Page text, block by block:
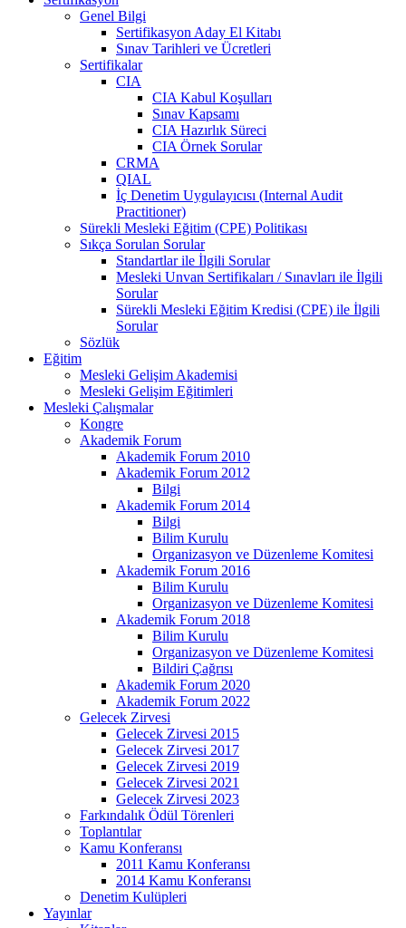
Genel Bilgi
Sertifikasyon Aday El Kitabı
Sınav Tarihleri ve Ücretleri
Sertifikalar
CIA
CIA Kabul Koşulları
Sınav Kapsamı
CIA Hazırlık Süreci
CIA Örnek Sorular
CRMA
QIAL
İç Denetim Uygulayıcısı (Internal Audit
Practitioner)
Sürekli Mesleki Eğitim (CPE) Politikası
Sıkça Sorulan Sorular
Standartlar ile İlgili Sorular
Mesleki Unvan Sertifikaları / Sınavları ile İlgili
Sorular
Sürekli Mesleki Eğitim Kredisi (CPE) ile İlgili
Sorular
Sözlük
Eğitim
Mesleki Gelişim Akademisi
Mesleki Gelişim Eğitimleri
Mesleki Çalışmalar
Kongre
Akademik Forum
Akademik Forum 2010
Akademik Forum 2012
Bilgi
Akademik Forum 2014
Bilgi
Bilim Kurulu
Organizasyon ve Düzenleme Komitesi
Akademik Forum 2016
Bilim Kurulu
Organizasyon ve Düzenleme Komitesi
Akademik Forum 2018
Bilim Kurulu
Organizasyon ve Düzenleme Komitesi
Bildiri Çağrısı
Akademik Forum 2020
Akademik Forum 2022
Gelecek Zirvesi
Gelecek Zirvesi 2015
Gelecek Zirvesi 2017
Gelecek Zirvesi 2019
Gelecek Zirvesi 2021
Gelecek Zirvesi 2023
Farkındalık Ödül Törenleri
Toplantılar
Kamu Konferansı
2011 Kamu Konferansı
2014 Kamu Konferansı
Denetim Kulüpleri
Yayınlar